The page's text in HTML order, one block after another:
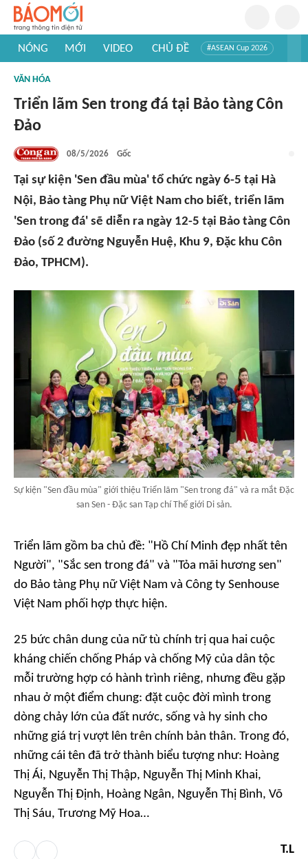
NÓNG MỚI VIDEO CHỦ ĐỀ #ASEAN Cup 2026
#Khám phá thế giới
VĂN HÓA
Triển lãm Sen trong đá tại Bảo tàng Côn
Đảo
08/5/2026 Gốc
Tại sự kiện 'Sen đầu mùa' tổ chức ngày 6-5 tại Hà
Nội, Bảo tàng Phụ nữ Việt Nam cho biết, triển lãm
'Sen trong đá' sẽ diễn ra ngày 12-5 tại Bảo tàng Côn
Đảo (số 2 đường Nguyễn Huệ, Khu 9, Đặc khu Côn
Đảo, TPHCM).
Sự kiện "Sen đầu mùa" giới thiệu Triển lãm "Sen trong đá" và ra mắt Đặc
san Sen - Đặc san Tạp chí Thế giới Di sản.
Triển lãm gồm ba chủ đề: "Hồ Chí Minh đẹp nhất tên
Người", "Sắc sen trong đá" và "Tỏa mãi hương sen"
do Bảo tàng Phụ nữ Việt Nam và Công ty Senhouse
Việt Nam phối hợp thực hiện.
25 bức chân dung của nữ tù chính trị qua hai cuộc
kháng chiến chống Pháp và chống Mỹ của dân tộc
mỗi trường hợp có hành trình riêng, nhưng đều gặp
nhau ở một điểm chung: đặt cuộc đời mình trong
dòng chảy lớn của đất nước, sống và hy sinh cho
những giá trị vượt lên trên chính bản thân. Trong đó,
những cái tên đã trở thành biểu tượng như: Hoàng
Thị Ái, Nguyễn Thị Thập, Nguyễn Thị Minh Khai,
Nguyễn Thị Định, Hoàng Ngân, Nguyễn Thị Bình, Võ
Thị Sáu, Trương Mỹ Hoa…
T.L